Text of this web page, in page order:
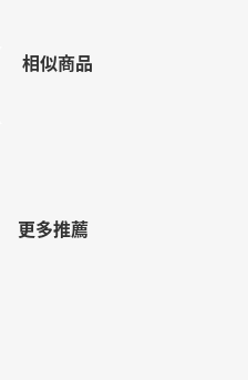
相似商品
更多推薦